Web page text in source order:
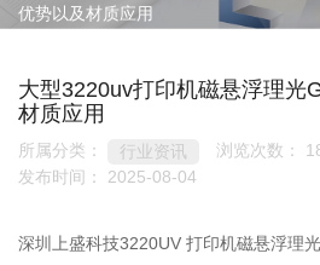
优势以及材质应用
大型3220uv打印机磁悬浮理光
材质应用
所属分类： 行业资讯 浏览次数：
发布时间： 2025-08-04
深圳上盛科技3220UV 打印机磁悬浮理